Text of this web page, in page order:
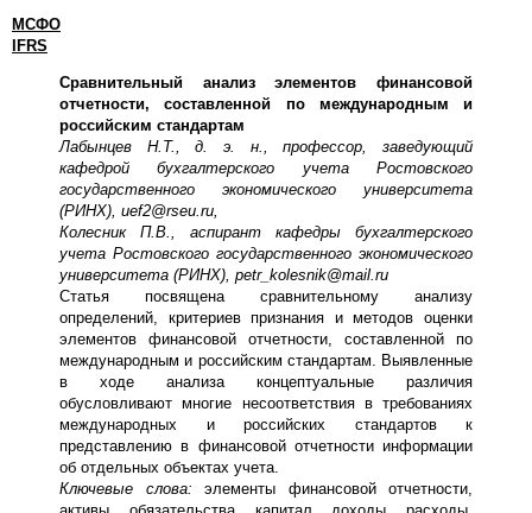
МСФО
IFRS
Сравнительный анализ элементов финансовой
отчетности, составленной по международным и
российским стандартам
Лабынцев Н.Т., д. э. н., профессор, заведующий
кафедрой бухгалтерского учета Ростовского
государственного экономического университета
(РИНХ), uef2@rseu ru
Колесник П.В., аспирант кафедры бухгалтерского
учета Ростовского государственного экономического
университета (РИНХ), petr_ kolesnik@mail ru
Статья посвящена сравнительному анализу
определений, критериев признания и методов оценки
элементов финансовой отчетности, составленной по
международным и российским стандартам. Выявленные
в ходе анализа концептуальные различия
обусловливают многие несоответствия в требованиях
международных и российских стандартов к
представлению в финансовой отчетности информации
об отдельных объектах учета.
Ключевые слова: элементы финансовой отчетности,
активы, обязательства, капитал, доходы, расходы,